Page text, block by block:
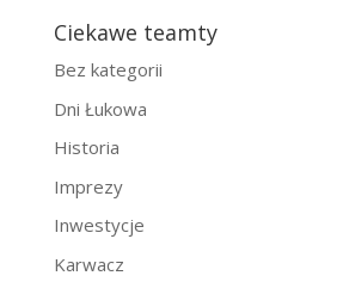
Ciekawe teamty
Bez kategorii
Dni Łukowa
Historia
Imprezy
Inwestycje
Karwacz